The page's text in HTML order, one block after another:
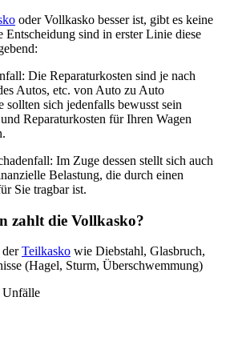
oder Vollkasko besser ist, gibt es keine
sind in erster Linie diese
Die Reparaturkosten sind je nach
Autos, etc. von Auto zu Auto
sollten sich jedenfalls bewusst sein
Reparaturkosten für Ihren Wagen
Im Zuge dessen stellt sich auch
Belastung, die durch einen
Sie tragbar ist.
zahlt die Vollkasko?
derTeilkasko wie Diebstahl, Glasbruch,
(Hagel, Sturm, Überschwemmung)
Unfälle